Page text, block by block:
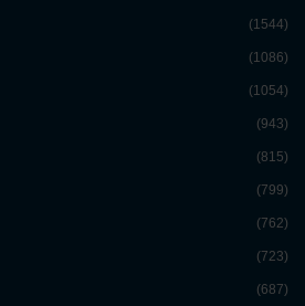
(1544)
(1086)
(1054)
(943)
(815)
(799)
(762)
(723)
(687)